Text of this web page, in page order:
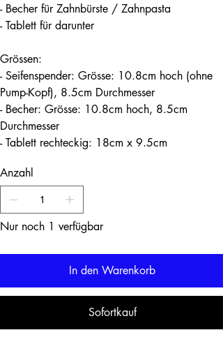
- Becher für Zahnbürste / Zahnpasta
- Tablett für darunter
Grössen:
- Seifenspender: Grösse: 10.8cm hoch (ohne
Pump-Kopf), 8.5cm Durchmesser
- Becher: Grösse: 10.8cm hoch, 8.5cm
Durchmesser
- Tablett rechteckig: 18cm x 9.5cm
Anzahl
Nur noch 1 verfügbar
In den Warenkorb
Sofortkauf